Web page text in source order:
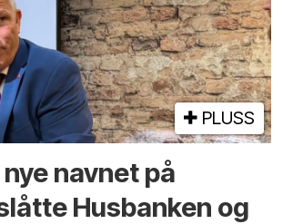
PLUSS
navnet på
Husbanken og